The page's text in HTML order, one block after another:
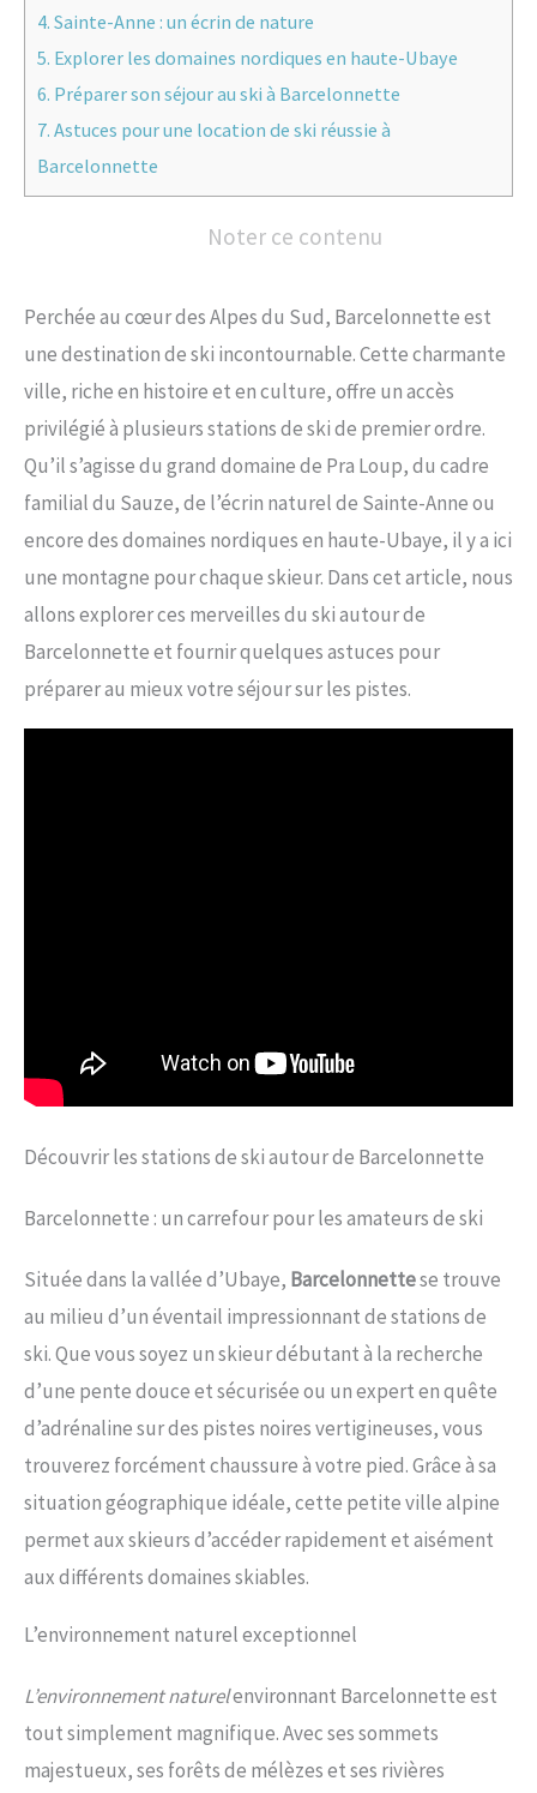
4. Sainte-Anne : un écrin de nature
5. Explorer les domaines nordiques en haute-Ubaye
6. Préparer son séjour au ski à Barcelonnette
7. Astuces pour une location de ski réussie à
Barcelonnette
Noter ce contenu
Perchée au cœur des Alpes du Sud, Barcelonnette est
une destination de ski incontournable. Cette charmante
ville, riche en histoire et en culture, offre un accès
privilégié à plusieurs stations de ski de premier ordre.
Qu’il s’agisse du grand domaine de Pra Loup, du cadre
familial du Sauze, de l’écrin naturel de Sainte-Anne ou
encore des domaines nordiques en haute-Ubaye, il y a ici
une montagne pour chaque skieur. Dans cet article, nous
allons explorer ces merveilles du ski autour de
Barcelonnette et fournir quelques astuces pour
préparer au mieux votre séjour sur les pistes.
Découvrir les stations de ski autour de Barcelonnette
Barcelonnette : un carrefour pour les amateurs de ski
Située dans la vallée d’Ubaye, Barcelonnettese trouve
au milieu d’un éventail impressionnant de stations de
ski. Que vous soyez un skieur débutant à la recherche
d’une pente douce et sécurisée ou un expert en quête
d’adrénaline sur des pistes noires vertigineuses, vous
trouverez forcément chaussure à votre pied. Grâce à sa
situation géographique idéale, cette petite ville alpine
permet aux skieurs d’accéder rapidement et aisément
aux différents domaines skiables.
L’environnement naturel exceptionnel
L’environnement naturelenvironnant Barcelonnette est
tout simplement magnifique. Avec ses sommets
majestueux, ses forêts de mélèzes et ses rivières